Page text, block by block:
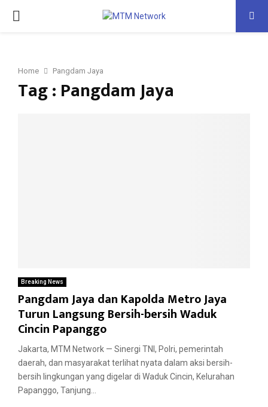
PRIMARY
Home Pangdam Jaya
Tag : Pangdam Jaya
Breaking News
Pangdam Jaya dan Kapolda Metro Jaya
Turun Langsung Bersih-bersih Waduk
Cincin Papanggo
Jakarta, MTM Network — Sinergi TNI, Polri, pemerintah
daerah, dan masyarakat terlihat nyata dalam aksi bersih-
bersih lingkungan yang digelar di Waduk Cincin, Kelurahan
Papanggo, Tanjung...